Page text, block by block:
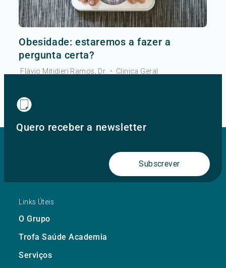
Obesidade: estaremos a fazer a
pergunta certa?
Flávio Mitidieri Ramos, Dr. • Clinica Geral
Quero receber a newsletter
Subscrever
Links Úteis
O Grupo
Trofa Saúde Academia
Serviços